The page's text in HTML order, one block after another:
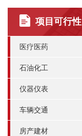
项目可行性
医疗医药
石油化工
仪器仪表
车辆交通
房产建材